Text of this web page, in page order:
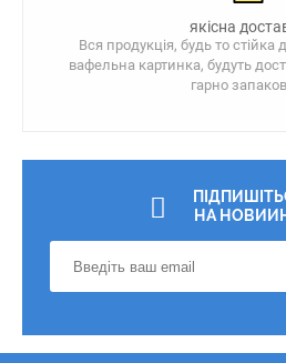
якісна
Вся продукція, будь то стійка
вафельна картинка, будуть
гарно
НА